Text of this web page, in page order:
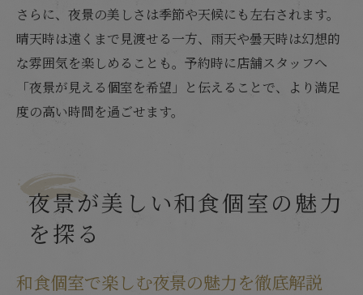
さらに、夜景の美しさは季節や天候にも左右されます。
晴天時は遠くまで見渡せる一方、雨天や曇天時は幻想的
な雰囲気を楽しめることも。予約時に店舗スタッフへ
「夜景が見える個室を希望」と伝えることで、より満足
度の高い時間を過ごせます。
夜景が美しい和食個室の魅力
を探る
和食個室で楽しむ夜景の魅力を徹底解説